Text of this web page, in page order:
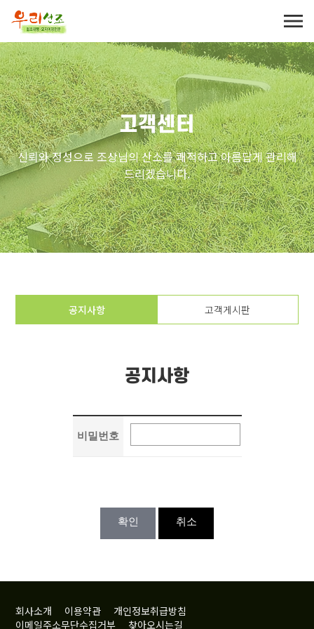
고객센터
신뢰와 정성으로 조상님의 산소를 쾌적하고 아름답게 관리해
드리겠습니다.
공지사항 고객게시판
공지사항
비밀번호
확인 취소
회사소개 이용약관
개인정보취급방침
이메일주소무단수집거부
찾아오시는길